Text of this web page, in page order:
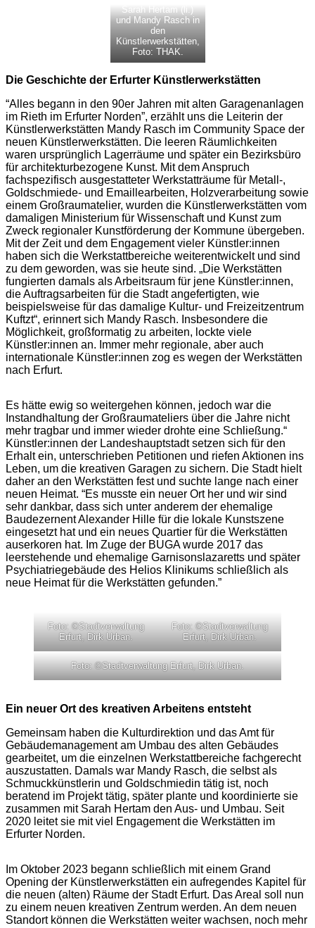
Sarah Hertam (li.)
und Mandy Rasch in
den
Künstlerwerkstätten,
Foto: THAK.
Die Geschichte der Erfurter Künstlerwerkstätten
“Alles begann in den 90er Jahren mit alten Garagenanlagen
im Rieth im Erfurter Norden”, erzählt uns die Leiterin der
Künstlerwerkstätten Mandy Rasch im Community Space der
neuen Künstlerwerkstätten. Die leeren Räumlichkeiten
waren ursprünglich Lagerräume und später ein Bezirksbüro
für architekturbezogene Kunst. Mit dem Anspruch
fachspezifisch ausgestatteter Werkstatträume für Metall-,
Goldschmiede- und Emaillearbeiten, Holzverarbeitung sowie
einem Großraumatelier, wurden die Künstlerwerkstätten vom
damaligen Ministerium für Wissenschaft und Kunst zum
Zweck regionaler Kunstförderung der Kommune übergeben.
Mit der Zeit und dem Engagement vieler Künstler:innen
haben sich die Werkstattbereiche weiterentwickelt und sind
zu dem geworden, was sie heute sind. „Die Werkstätten
fungierten damals als Arbeitsraum für jene Künstler:innen,
die Auftragsarbeiten für die Stadt angefertigten, wie
beispielsweise für das damalige Kultur- und Freizeitzentrum
Kuftzt“, erinnert sich Mandy Rasch. Insbesondere die
Möglichkeit, großformatig zu arbeiten, lockte viele
Künstler:innen an. Immer mehr regionale, aber auch
internationale Künstler:innen zog es wegen der Werkstätten
nach Erfurt.
Es hätte ewig so weitergehen können, jedoch war die
Instandhaltung der Großraumateliers über die Jahre nicht
mehr tragbar und immer wieder drohte eine Schließung.“
Künstler:innen der Landeshauptstadt setzen sich für den
Erhalt ein, unterschrieben Petitionen und riefen Aktionen ins
Leben, um die kreativen Garagen zu sichern. Die Stadt hielt
daher an den Werkstätten fest und suchte lange nach einer
neuen Heimat. “Es musste ein neuer Ort her und wir sind
sehr dankbar, dass sich unter anderem der ehemalige
Baudezernent Alexander Hille für die lokale Kunstszene
eingesetzt hat und ein neues Quartier für die Werkstätten
auserkoren hat. Im Zuge der BUGA wurde 2017 das
leerstehende und ehemalige Garnisonslazaretts und später
Psychiatriegebäude des Helios Klinikums schließlich als
neue Heimat für die Werkstätten gefunden.”
Foto: ©Stadtverwaltung
Erfurt, Dirk Urban.
Foto: ©Stadtverwaltung
Erfurt, Dirk Urban.
Foto: ©Stadtverwaltung Erfurt, Dirk Urban.
Ein neuer Ort des kreativen Arbeitens entsteht
Gemeinsam haben die Kulturdirektion und das Amt für
Gebäudemanagement am Umbau des alten Gebäudes
gearbeitet, um die einzelnen Werkstattbereiche fachgerecht
auszustatten. Damals war Mandy Rasch, die selbst als
Schmuckkünstlerin und Goldschmiedin tätig ist, noch
beratend im Projekt tätig, später plante und koordinierte sie
zusammen mit Sarah Hertam den Aus- und Umbau. Seit
2020 leitet sie mit viel Engagement die Werkstätten im
Erfurter Norden.
Im Oktober 2023 begann schließlich mit einem Grand
Opening der Künstlerwerkstätten ein aufregendes Kapitel für
die neuen (alten) Räume der Stadt Erfurt. Das Areal soll nun
zu einem neuen kreativen Zentrum werden. An dem neuen
Standort können die Werkstätten weiter wachsen, noch mehr